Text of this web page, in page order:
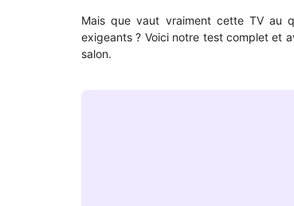
Mais que vaut vraiment cette TV au
exigeants ? Voici notre test complet et
salon.